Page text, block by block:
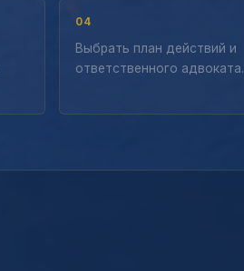
04
Выбрать план действий и
ответственного адвоката.